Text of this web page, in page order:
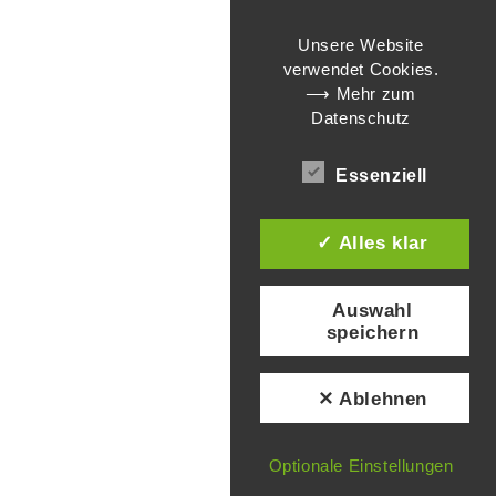
Unsere Website
verwendet Cookies.
⟶ Mehr zum
Datenschutz
Essenziell
✓ Alles klar
Auswahl
speichern
✕ Ablehnen
Optionale Einstellungen